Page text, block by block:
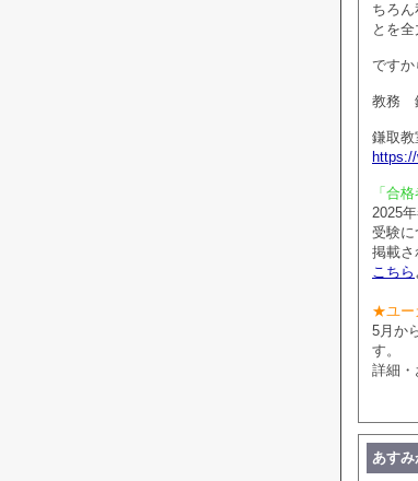
ちろ
とを全
ですか
教務
鎌取教
「合
2025
受験
掲載さ
こちら
★ユー
5月か
す。
詳細・
あすみ